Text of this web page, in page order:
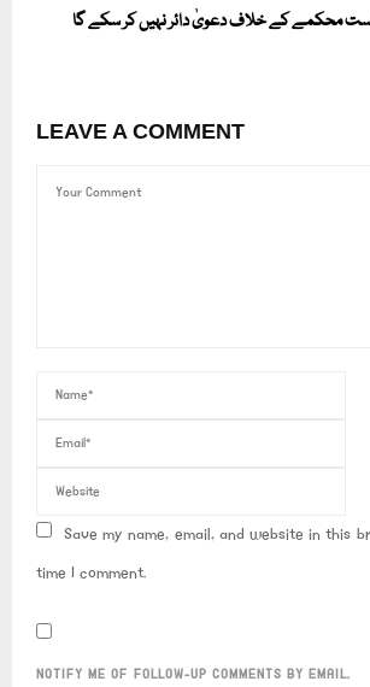
راست محکمے کے خلاف دعویٰ دائر نہیں کر سکے گا
LEAVE A COMMENT
Save my name, email, and website in this
time I comment.
NOTIFY ME OF FOLLOW-UP COMMENTS BY EMAIL.